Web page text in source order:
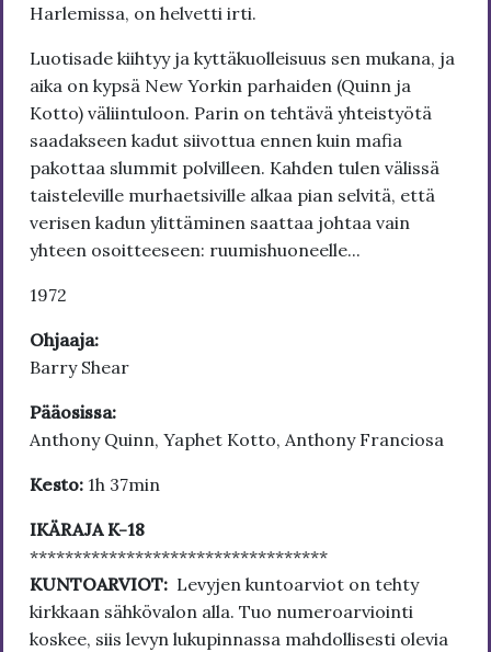
Harlemissa, on helvetti irti.
Luotisade kiihtyy ja kyttäkuolleisuus sen mukana, ja
aika on kypsä New Yorkin parhaiden (Quinn ja
Kotto) väliintuloon. Parin on tehtävä yhteistyötä
saadakseen kadut siivottua ennen kuin mafia
pakottaa slummit polvilleen. Kahden tulen välissä
taisteleville murhaetsiville alkaa pian selvitä, että
verisen kadun ylittäminen saattaa johtaa vain
yhteen osoitteeseen: ruumishuoneelle...
1972
Ohjaaja:
Barry Shear
Pääosissa:
Anthony Quinn, Yaphet Kotto, Anthony Franciosa
Kesto: 1h 37min
IKÄRAJA K-18
**********************************
KUNTOARVIOT: Levyjen kuntoarviot on tehty
kirkkaan sähkövalon alla. Tuo numeroarviointi
koskee, siis levyn lukupinnassa mahdollisesti olevia